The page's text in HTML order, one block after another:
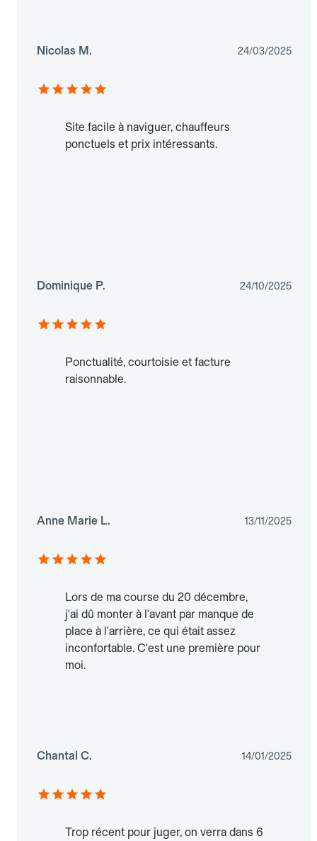
Nicolas M. 24/03/2025
Site facile à naviguer, chauffeurs
ponctuels et prix intéressants.
Dominique P. 24/10/2025
Ponctualité, courtoisie et facture
raisonnable.
Anne Marie L. 13/11/2025
Lors de ma course du 20 décembre,
j'ai dû monter à l'avant par manque de
place à l'arrière, ce qui était assez
inconfortable. C'est une première pour
moi.
Chantal C. 14/01/2025
Trop récent pour juger, on verra dans 6